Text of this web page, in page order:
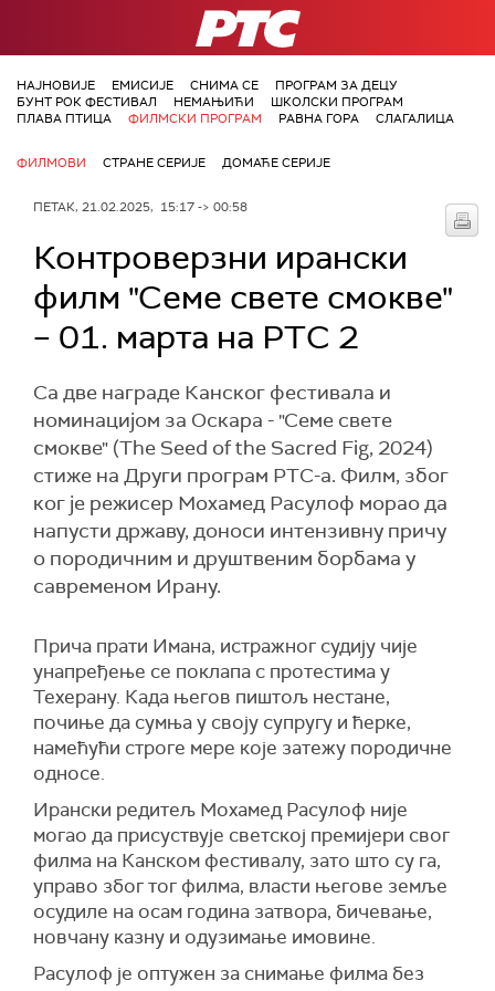
РТС
НАЈНОВИЈЕ ЕМИСИЈЕ СНИМА СЕ
ПРОГРАМ ЗА ДЕЦУ
БУНТ РОК ФЕСТИВАЛ
НЕМАЊИЋИ
ШКОЛСКИ ПРОГРАМ
ПЛАВА ПТИЦА
ФИЛМСКИ ПРОГРАМ РАВНА ГОРА СЛАГАЛИЦА
ФИЛМОВИ СТРАНЕ СЕРИЈЕ ДОМАЋЕ СЕРИЈЕ
ПЕТАК, 21.02.2025, 15:17 -> 00:58
Контроверзни ирански
филм "Семе свете смокве"
– 01. марта на РТС 2
Са две награде Канског фестивала и
номинацијом за Оскара - "Семе свете
смокве" (The Seed of the Sacred Fig, 2024)
стиже на Други програм РТС-а. Филм, због
ког је режисер Мохамед Расулоф морао да
напусти државу, доноси интензивну причу
о породичним и друштвеним борбама у
савременом Ирану.
Прича прати Имана, истражног судију чије
унапређење се поклапа с протестима у
Техерану. Када његов пиштољ нестане,
почиње да сумња у своју супругу и ћерке,
намећући строге мере које затежу породичне
односе.
Ирански редитељ Мохамед Расулоф није
могао да присуствује светској премијери свог
филма на Канском фестивалу, зато што су га,
управо због тог филма, власти његове земље
осудиле на осам година затвора, бичевање,
новчану казну и одузимање имовине.
Расулоф је оптужен за снимање филма без